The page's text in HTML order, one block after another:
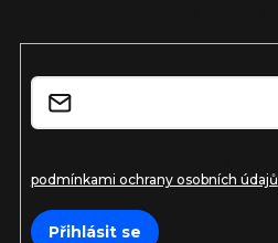
podmínkami ochrany osobních údajů
Přihlásit se